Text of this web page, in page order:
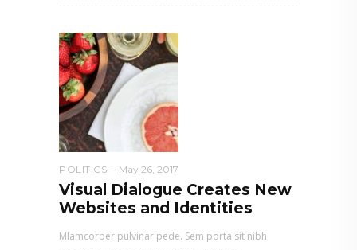
POLITICS May 26, 2017
Visual Dialogue Creates New
Websites and Identities
Mlamcorper pulvinar pede. Sem porta sit nibh